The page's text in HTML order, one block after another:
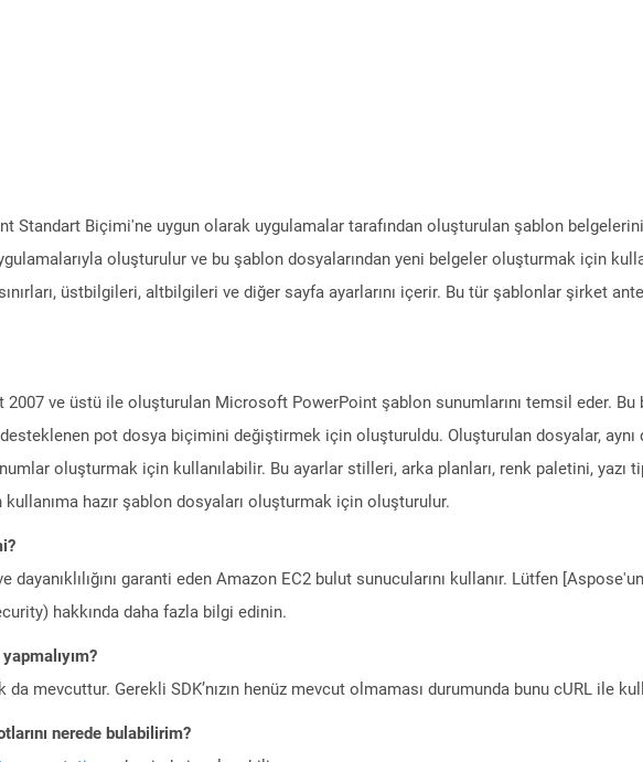
Standart Biçimi'ne uygun olarak uygulamalar tarafından oluşturulan şablon
oluşturulur ve bu şablon dosyalarından yeni belgeler oluşturmak için
üstbilgileri, altbilgileri ve diğer sayfa ayarlarını içerir. Bu tür şablonlar şirket
2007 ve üstü ile oluşturulan Microsoft PowerPoint şablon sunumlarını temsil eder.
pot dosya biçimini değiştirmek için oluşturuldu. Oluşturulan dosyalar, aynı
oluşturmak için kullanılabilir. Bu ayarlar stilleri, arka planları, renk paletini, yazı
hazır şablon dosyaları oluşturmak için oluşturulur.
garanti eden Amazon EC2 bulut sunucularını kullanır. Lütfen
hakkında daha fazla bilgi edinin.
mevcuttur. Gerekli SDK’nızın henüz mevcut olmaması durumunda bunu cURL ile
nerede bulabilirim?